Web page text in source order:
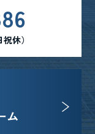
休）
ム